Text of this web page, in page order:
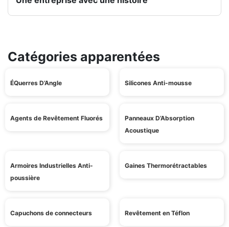
Catégories apparentées
ÉQuerres D’Angle Silicones Anti-mousse
Agents de Revêtement Fluorés
Panneaux D’Absorption
Acoustique
Armoires Industrielles Anti-
poussière
Gaines Thermorétractables
Capuchons de connecteurs Revêtement en Téflon